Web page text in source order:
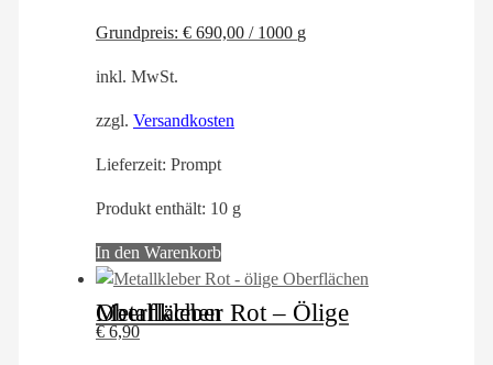
Grundpreis: € 690,00 / 1000 g
inkl. MwSt.
zzgl. Versandkosten
Lieferzeit: Prompt
Produkt enthält: 10 g
In den Warenkorb
Metallkleber Rot – Ölige Oberflächen
€6,90